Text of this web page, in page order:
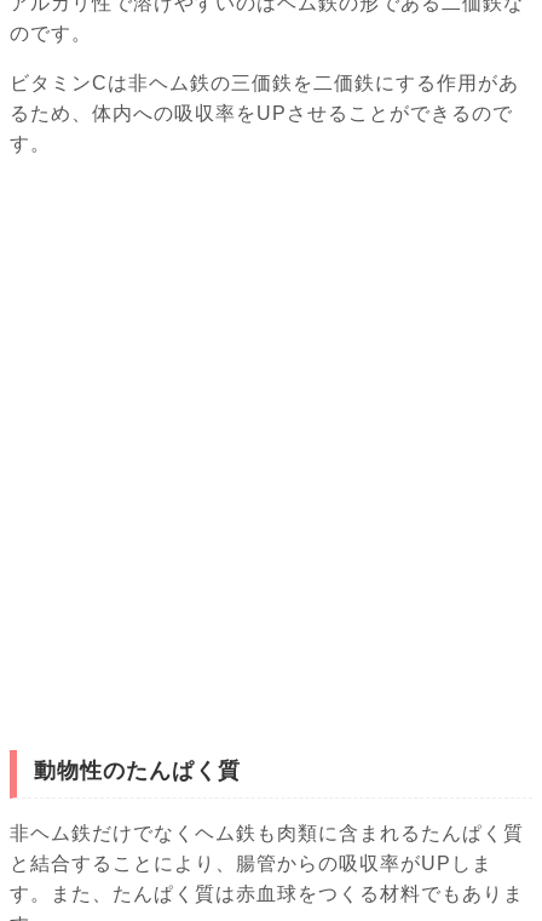
のです。
ビタミンCは非ヘム鉄の三価鉄を二価鉄にする作用があ
るため、体内への吸収率をUPさせることができるので
す。
動物性のたんぱく質
非ヘム鉄だけでなくヘム鉄も肉類に含まれるたんぱく質
と結合することにより、腸管からの吸収率がUPしま
す。また、たんぱく質は赤血球をつくる材料でもありま